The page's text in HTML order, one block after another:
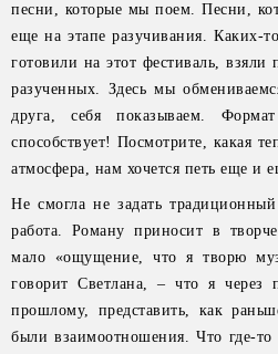
песни, которые мы поем. Песни,
еще на этапе разучивания. Каких-
готовили на этот фестиваль,
разученных. Здесь мы
друга, себя показываем.
способствует! Посмотрите, какая
атмосфера, нам хочется петь еще и
Не смогла не задать
работа. Роману приносит в
мало «ощущение, что я творю
говорит Светлана, – что я через
прошлому, представить, как
были взаимоотношения. Что где-